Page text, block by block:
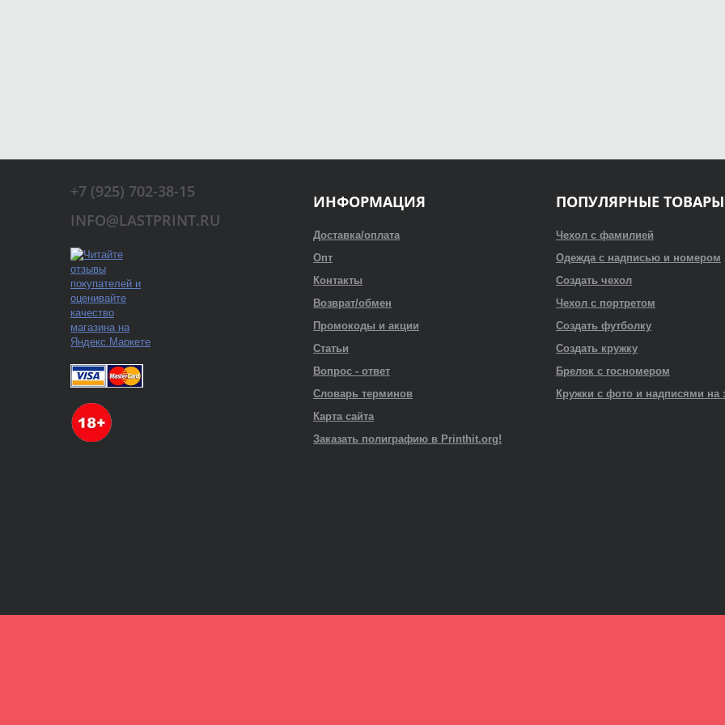
+7 (925) 702-38-15
INFO@LASTPRINT.RU
ИНФОРМАЦИЯ
Доставка/оплата
Опт
Контакты
Возврат/обмен
Промокоды и акции
Статьи
Вопрос - ответ
Словарь терминов
Карта сайта
Заказать полиграфию в Printhit.org!
ПОПУЛЯРНЫЕ ТОВАРЫ
Чехол с фамилией
Одежда с надписью и номером
Создать чехол
Чехол с портретом
Создать футболку
Создать кружку
Брелок с госномером
Кружки с фото и надписями на